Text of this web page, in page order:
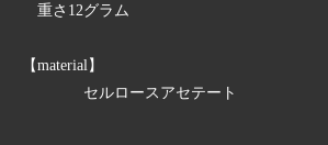
重さ12グラム
【material】
セルロースアセテート